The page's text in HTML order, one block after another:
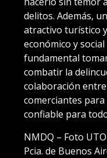
delitos. Además,
atractivo turístico
económico y
fundamental
combatir la
colaboración
comerciantes
confiable para
NMDQ – Foto
Pcia. de Buenos